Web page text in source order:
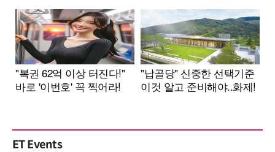
ET Events